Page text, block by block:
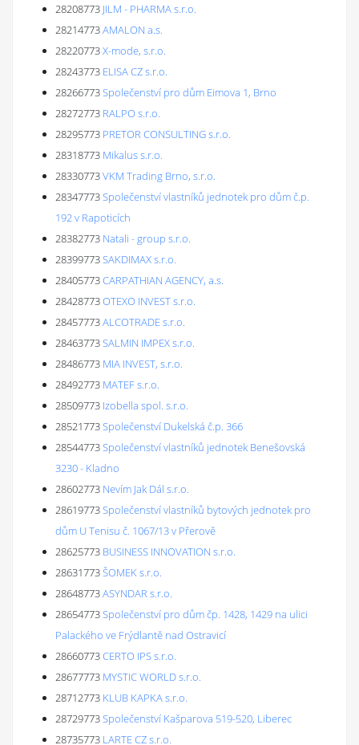
28208773 JILM - PHARMA s.r.o.
28214773AMALON a.s.
28220773X-mode, s.r.o.
28243773 ELISA CZ s.r.o.
28266773Společenství pro dům Eimova 1, Brno
28272773 RALPO s.r.o.
28295773 PRETOR CONSULTING s.r.o.
28318773 Mikalus s.r.o.
28330773VKM Trading Brno, s.r.o.
28347773Společenství vlastníků jednotek pro dům č.p.
192 v Rapoticích
28382773 Natali - group s.r.o.
28399773SAKDIMAX s.r.o.
28405773CARPATHIAN AGENCY, a.s.
28428773OTEXO INVEST s.r.o.
28457773ALCOTRADE s.r.o.
28463773SALMIN IMPEX s.r.o.
28486773 MIA INVEST, s.r.o.
28492773 MATEF s.r.o.
28509773 Izobella spol. s.r.o.
28521773Společenství Dukelská č.p. 366
28544773Společenství vlastníků jednotek Benešovská
3230 - Kladno
28602773 Nevím Jak Dál s.r.o.
28619773Společenství vlastníků bytových jednotek pro
dům U Tenisu č. 1067/13 v Přerově
28625773 BUSINESS INNOVATION s.r.o.
28631773ŠOMEK s.r.o.
28648773ASYNDAR s.r.o.
28654773Společenství pro dům čp. 1428, 1429 na ulici
Palackého ve Frýdlantě nad Ostravicí
28660773CERTO IPS s.r.o.
28677773 MYSTIC WORLD s.r.o.
28712773 KLUB KAPKA s.r.o.
28729773Společenství Kašparova 519-520, Liberec
28735773 LARTE CZ s.r.o.